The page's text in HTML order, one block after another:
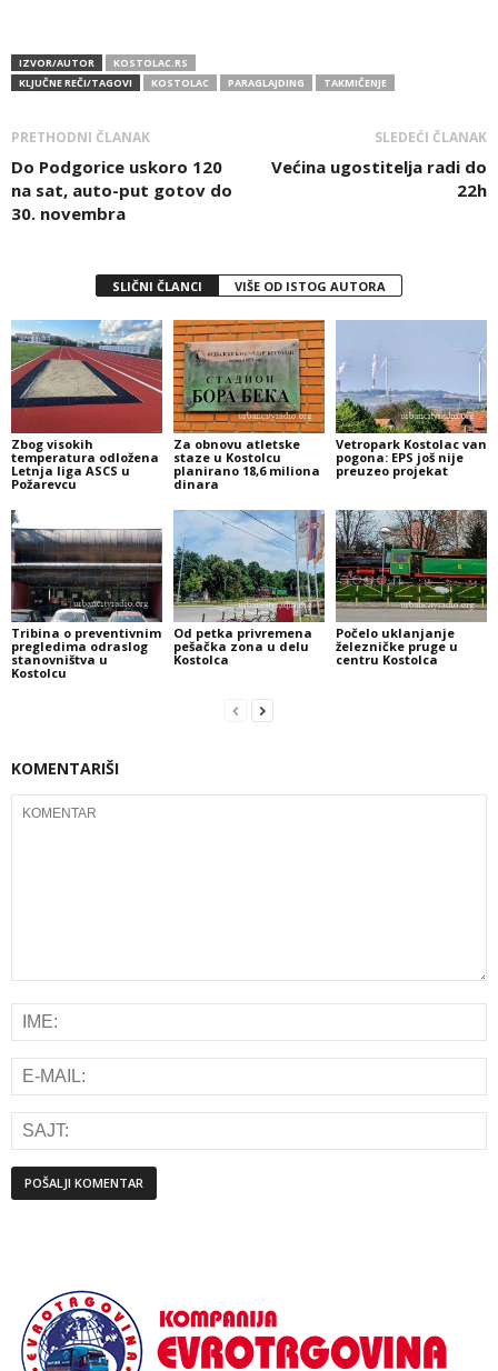
IZVOR/AUTOR
KOSTOLAC.RS
KLJUČNE REČI/TAGOVI
KOSTOLAC PARAGLAJDING TAKMIČENJE
PRETHODNI ČLANAK
Do Podgorice uskoro 120
na sat, auto-put gotov do
30. novembra
SLEDEĆI ČLANAK
Većina ugostitelja radi do
22h
SLIČNI ČLANCI VIŠE OD ISTOG AUTORA
Zbog visokih
temperatura odložena
Letnja liga ASCS u
Požarevcu
Za obnovu atletske
staze u Kostolcu
planirano 18,6 miliona
dinara
Vetropark Kostolac van
pogona: EPS još nije
preuzeo projekat
Tribina o preventivnim
pregledima odraslog
stanovništva u
Kostolcu
Od petka privremena
pešačka zona u delu
Kostolca
Počelo uklanjanje
železničke pruge u
centru Kostolca
KOMENTARIŠI